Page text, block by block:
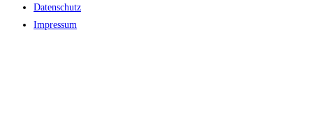
Datenschutz
Impressum